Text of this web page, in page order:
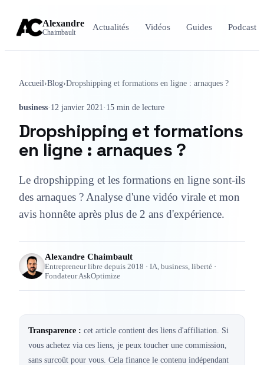
Alexandre
Chaimbault
Actualités Vidéos Guides Podcast
Accueil›Blog›Dropshipping et formations en ligne : arnaques ?
business·12 janvier 2021 ·15 min de lecture
Dropshipping et formations
en ligne : arnaques ?
Le dropshipping et les formations en ligne sont-ils
des arnaques ? Analyse d'une vidéo virale et mon
avis honnête après plus de 2 ans d'expérience.
Alexandre Chaimbault
Entrepreneur libre depuis 2018 · IA, business, liberté ·
Fondateur AskOptimize
Transparence : cet article contient des liens d'affiliation. Si
vous achetez via ces liens, je peux toucher une commission,
sans surcoût pour vous. Cela finance le contenu indépendant